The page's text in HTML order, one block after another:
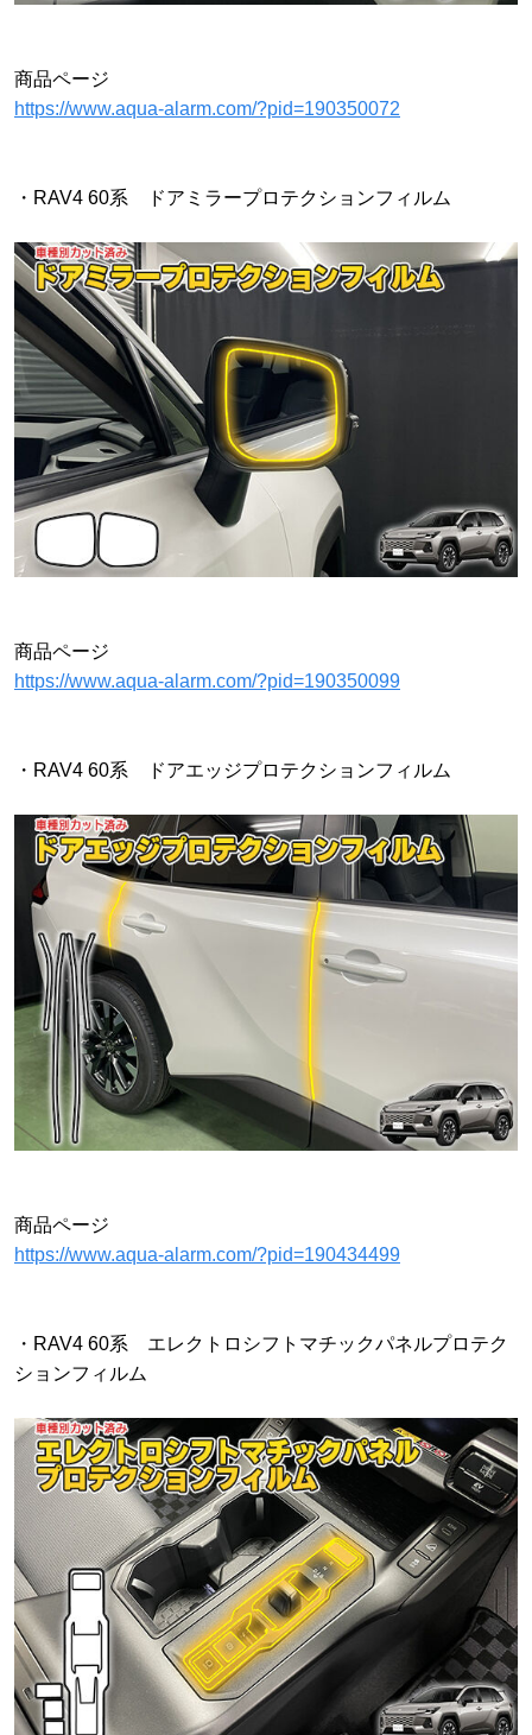
商品ページ
https://www.aqua-alarm.com/?pid=190350072
・RAV4 60系 ドアミラープロテクションフィルム
商品ページ
https://www.aqua-alarm.com/?pid=190350099
・RAV4 60系 ドアエッジプロテクションフィルム
商品ページ
https://www.aqua-alarm.com/?pid=190434499
・RAV4 60系 エレクトロシフトマチックパネルプロテク
ションフィルム